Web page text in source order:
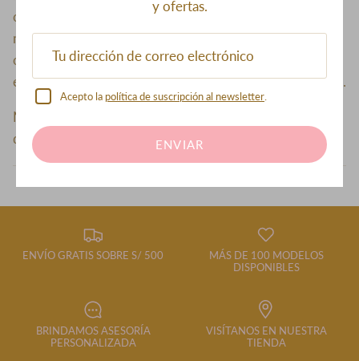
cabello de muñeca sino que se asemeja a un cabello
natural. Asimismo, es suave y manejable, se puede alisar,
ondular y lavar. Se recomienda su uso para ocasiones
esporádicas con la finalidad de alargar su tiempo de vida.
NOTA: El producto estará listo en set de cortinas 4 días
después de realizar la compra.
ENVÍO GRATIS SOBRE S/ 500
MÁS DE 100 MODELOS
DISPONIBLES
BRINDAMOS ASESORÍA
PERSONALIZADA
VISÍTANOS EN NUESTRA
TIENDA
y ofertas.
Acepto la política de suscripción al newsletter
ENVIAR